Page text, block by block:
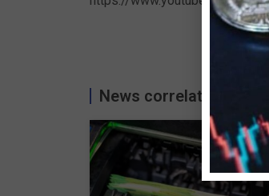
News correlate...